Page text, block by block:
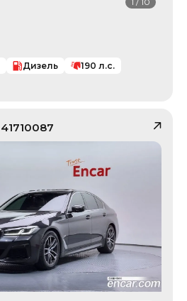
Дизель 190 л.с.
41710087